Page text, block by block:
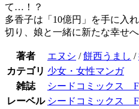
て…！？
多香子は「10億円」を手に入
切り、娘と一緒に新たな幸せ
著者 エヌシ /餅西うまし /
カテゴリ 少女・女性マンガ
雑誌
シードコミックス F
レーベル シードコミックス F